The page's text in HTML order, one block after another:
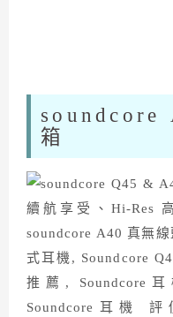
soundcore
箱